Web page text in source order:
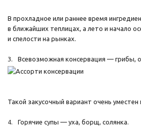
В прохладное или раннее время
в ближайших теплицах, а лето и начало
и спелости на рынках.
Всевозможная консервация — грибы,
Такой закусочный вариант очень уместен
Горячие супы — уха, борщ, солянка.